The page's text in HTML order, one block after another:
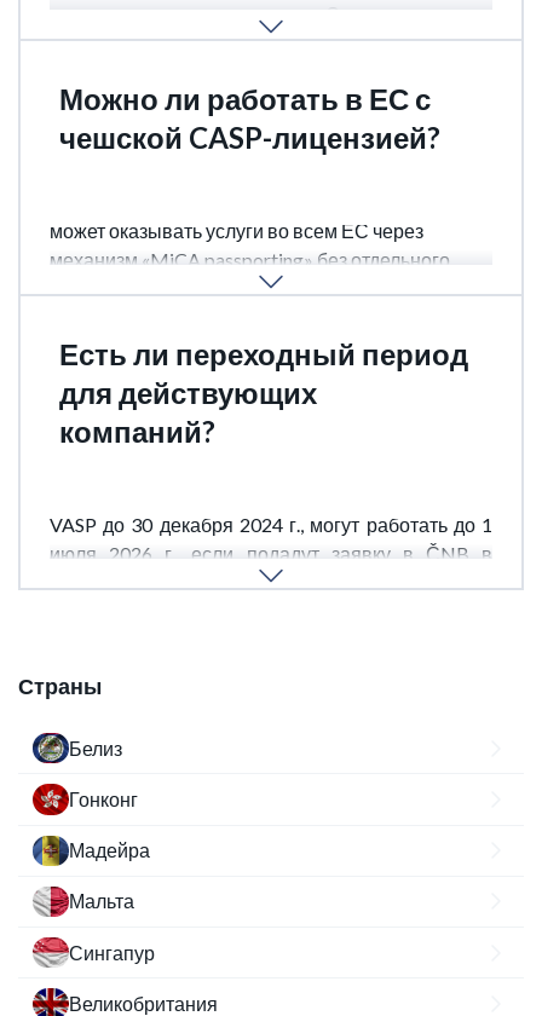
дополнительных запросов. Сложные случаи
могут занять до 18 месяцев.
Можно ли работать в ЕС с
чешской CASP-лицензией?
может оказывать услуги во всем ЕС через
механизм «MiCA passporting» без отдельного
лицензирования в других странах.
Есть ли переходный период
для действующих
компаний?
VASP до 30 декабря 2024 г., могут работать до 1
июля 2026 г., если подадут заявку в ČNB в
Страны
Белиз
Гонконг
Мадейра
Мальта
Сингапур
Великобритания